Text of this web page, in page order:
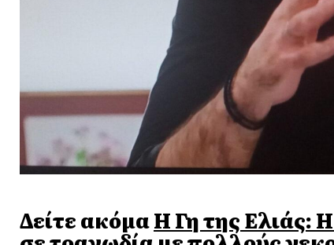
Δείτε ακόμαΗ Γη της Ελιάς: